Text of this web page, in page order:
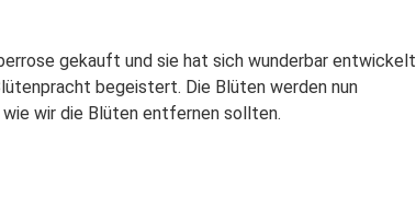
gekauft und sie hat sich wunderbar entwickelt
begeistert. Die Blüten werden nun
wie wir die Blüten entfernen sollten.